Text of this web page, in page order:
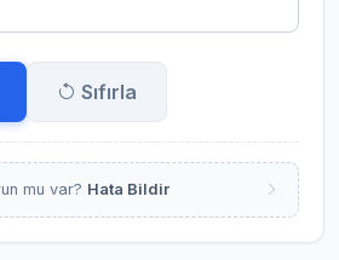
Sıfırla
mu var? Hata Bildir